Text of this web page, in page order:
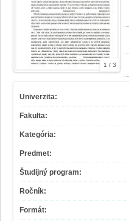
1 / 3
Univerzita:
Fakulta:
Kategória:
Predmet:
Študijný program:
Ročník:
Formát: